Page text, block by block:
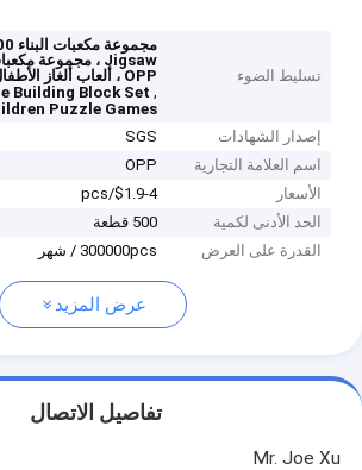
تسليط الضوء
OPP ، ألعاب ألغاز الأطفال SGS
,
Building Block Set
Puzzle Games
إصدار الشهادات
SGS
اسم العلامة التجارية
OPP
الأسعار
$1.9-4/pcs
الحد الأدنى لكمية
500 قطعة
القدرة على العرض
300000pcs / شهر
عرض المزيد
تفاصيل الاتصال
Mr. Joe Xu